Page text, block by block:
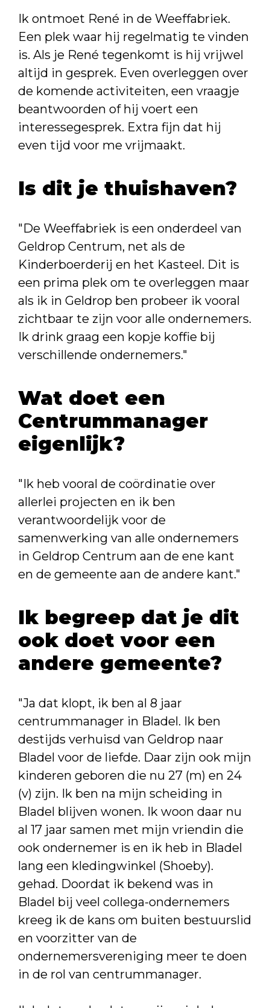
Ik ontmoet René in de Weeffabriek.
Een plek waar hij regelmatig te vinden
is. Als je René tegenkomt is hij vrijwel
altijd in gesprek. Even overleggen over
de komende activiteiten, een vraagje
beantwoorden of hij voert een
interessegesprek. Extra fijn dat hij
even tijd voor me vrijmaakt.
Is dit je thuishaven?
"De Weeffabriek is een onderdeel van
Geldrop Centrum, net als de
Kinderboerderij en het Kasteel. Dit is
een prima plek om te overleggen maar
als ik in Geldrop ben probeer ik vooral
zichtbaar te zijn voor alle ondernemers.
Ik drink graag een kopje koffie bij
verschillende ondernemers."
Wat doet een
Centrummanager
eigenlijk?
"Ik heb vooral de coördinatie over
allerlei projecten en ik ben
verantwoordelijk voor de
samenwerking van alle ondernemers
in Geldrop Centrum aan de ene kant
en de gemeente aan de andere kant."
Ik begreep dat je dit
ook doet voor een
andere gemeente?
"Ja dat klopt, ik ben al 8 jaar
centrummanager in Bladel. Ik ben
destijds verhuisd van Geldrop naar
Bladel voor de liefde. Daar zijn ook mijn
kinderen geboren die nu 27 (m) en 24
(v) zijn. Ik ben na mijn scheiding in
Bladel blijven wonen. Ik woon daar nu
al 17 jaar samen met mijn vriendin die
ook ondernemer is en ik heb in Bladel
lang een kledingwinkel (Shoeby).
gehad. Doordat ik bekend was in
Bladel bij veel collega-ondernemers
kreeg ik de kans om buiten bestuurslid
en voorzitter van de
ondernemersvereniging meer te doen
in de rol van centrummanager.